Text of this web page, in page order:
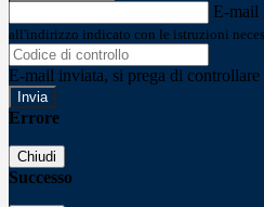
E-mail
all'indirizzo indicato con le istruzioni
E-mail inviata, si prega di
Errore
Chiudi
Successo